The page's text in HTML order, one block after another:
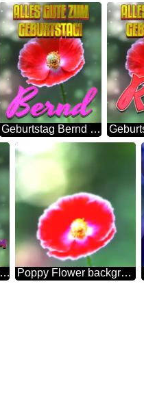
Geburtstag Bernd Blue Poppy Card Background
Geburtstag Horst Blue Poppy Card Background Poppy Flower background